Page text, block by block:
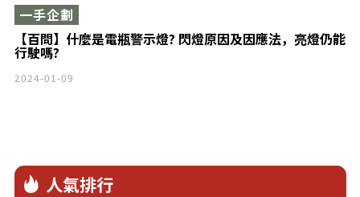
【百問】什麼是電瓶警示燈? 閃燈原因及因應法，亮燈仍能
行駛嗎?
一手企劃
2024-01-09
人氣排行